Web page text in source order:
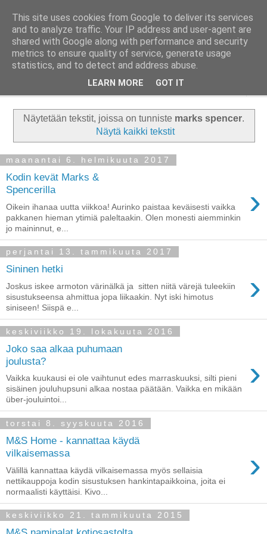
Taloja ja Toiveita
[ Sisustaa ] [ Remontoi ] [ Tuunaa ] [ Haaveilee ] [ Reissaa ]
Näytetään tekstit, joissa on tunniste marks spencer.
Näytä kaikki tekstit
maanantai 6. helmikuuta 2017
Kodin kevät Marks &
Spencerilla
›
Oikein ihanaa uutta viikkoa! Aurinko paistaa keväisesti vaikka
pakkanen hieman ytimiä paleltaakin. Olen monesti aiemminkin
jo maininnut, e...
perjantai 13. tammikuuta 2017
Sininen hetki ›
Joskus iskee armoton värinälkä ja sitten niitä värejä tuleekiin
sisustukseensa ahmittua jopa liikaakin. Nyt iski himotus
siniseen! Siispä e...
keskiviikko 19. lokakuuta 2016
Joko saa alkaa puhumaan
joulusta?
›
Vaikka kuukausi ei ole vaihtunut edes marraskuuksi, silti pieni
sisäinen jouluhupsuni alkaa nostaa päätään. Vaikka en mikään
über-jouluintoi...
torstai 8. syyskuuta 2016
M&S Home - kannattaa käydä
vilkaisemassa
›
Välillä kannattaa käydä vilkaisemassa myös sellaisia
nettikauppoja kodin sisustuksen hankintapaikkoina, joita ei
normaalisti käyttäisi. Kivo...
keskiviikko 21. tammikuuta 2015
This site uses cookies from Google to deliver its services
and to analyze traffic. Your IP address and user-agent are
shared with Google along with performance and security
metrics to ensure quality of service, generate usage
statistics, and to detect and address abuse.
LEARN MORE GOT IT